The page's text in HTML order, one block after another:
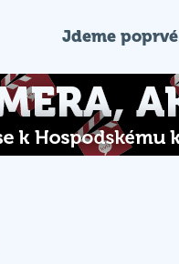
Jdeme poprvé